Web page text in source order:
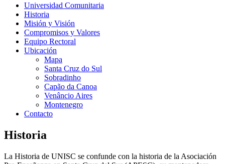
Universidad Comunitaria
Historia
Misión y Visión
Compromisos y Valores
Equipo Rectoral
Ubicación
Mapa
Santa Cruz do Sul
Sobradinho
Capão da Canoa
Venâncio Aires
Montenegro
Contacto
Historia
La Historia de UNISC se confunde con la historia de la Asociación